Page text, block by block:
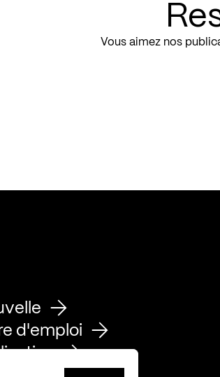
Vous aimez nos
d'emploi